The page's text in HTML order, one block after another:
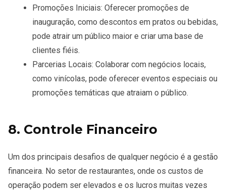
Promoções Iniciais: Oferecer promoções de
inauguração, como descontos em pratos ou bebidas,
pode atrair um público maior e criar uma base de
clientes fiéis.
Parcerias Locais: Colaborar com negócios locais,
como vinícolas, pode oferecer eventos especiais ou
promoções temáticas que atraiam o público.
8. Controle Financeiro
Um dos principais desafios de qualquer negócio é a gestão
financeira. No setor de restaurantes, onde os custos de
operação podem ser elevados e os lucros muitas vezes